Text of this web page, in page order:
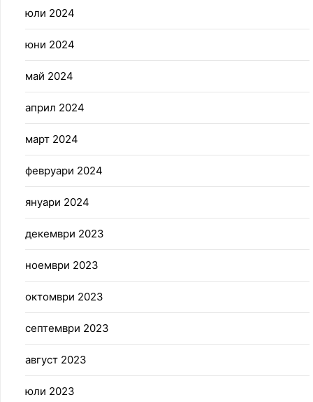
юли 2024
юни 2024
май 2024
април 2024
март 2024
февруари 2024
януари 2024
декември 2023
ноември 2023
октомври 2023
септември 2023
август 2023
юли 2023